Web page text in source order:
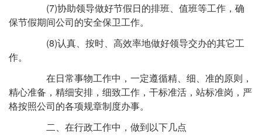
(7)协助领导做好节假日的排班、值班等工作，确
保节假期间公司的安全保卫工作。
(8)认真、按时、高效率地做好领导交办的其它工
作。
在日常事物工作中，一定遵循精、细、准的原则，
精心准备，精细安排，细致工作，干标准活，站标准岗，严
格按照公司的各项规章制度办事。
二、在行政工作中，做到以下几点